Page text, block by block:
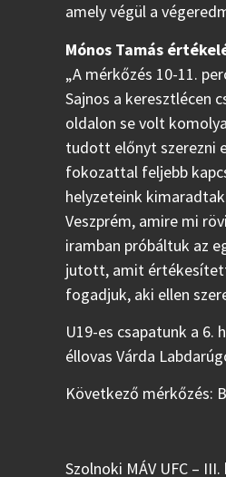
amely végül a
Mónos Tamás
„A mérkőzés 10-11.
Sajnos a keresztlécen
oldalon se volt
tudott előnyt szerezni
fokozattal feljebb
helyzeteink
Veszprém, amire mi
iramban próbáltuk az
jutott, amit
fogadjuk, aki ellen
U19-es csapatunk a
éllovas Várda
Következő mérkőzés:
Szolnoki MÁV UFC –